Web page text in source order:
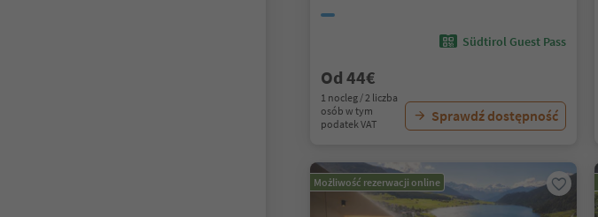
Südtirol Guest Pass
Od 44€
1 nocleg / 2 liczba
osób w tym
podatek VAT
Sprawdź dostępność
Możliwość rezerwacji online